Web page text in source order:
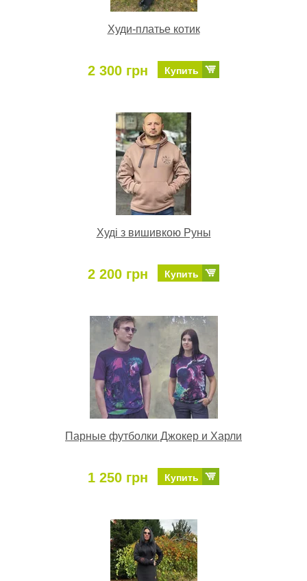
Худи-платье котик
2 300 грн Купить
Худі з вишивкою Руны
2 200 грн Купить
Парные футболки Джокер и Харли
1 250 грн Купить